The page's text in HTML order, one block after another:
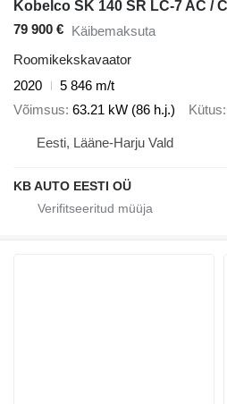
79 900 € Käibemaksuta
Roomikekskavaator
2020
5 846 m/t
Võimsus 63.21 kW (86 h.j.) Kütus
Eesti, Lääne-Harju Vald
KB AUTO EESTI OÜ